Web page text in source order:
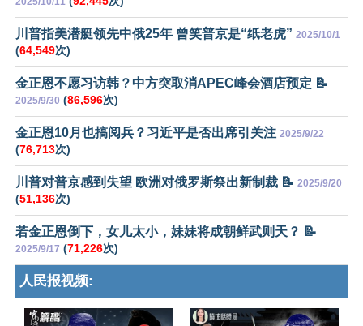
川普指美潜艇领先中俄25年 曾笑普京是“纸老虎” 2025/10/1
(64,549次)
金正恩不愿习访韩？中方突取消APEC峰会酒店预定 📝
2025/9/30 (86,596次)
金正恩10月也搞阅兵？习近平是否出席引关注 2025/9/22
(76,713次)
川普对普京感到失望 欧洲对俄罗斯祭出新制裁 📝 2025/9/20
(51,136次)
若金正恩倒下，女儿太小，妹妹将成朝鲜武则天？ 📝
2025/9/17 (71,226次)
人民报视频: